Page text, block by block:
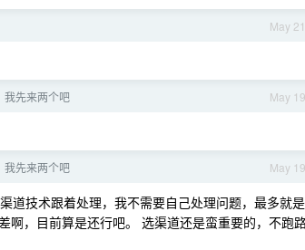
May 21
May 19
我先来两个吧
May 19
我先来两个吧
道技术跟着处理，我不需要自己处理问题，最多就是
啊，目前算是还行吧。 选渠道还是蛮重要的，不跑